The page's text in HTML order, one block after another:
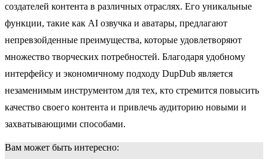
создателей контента в различных отраслях. Его уникальные
функции, такие как AI озвучка и аватары, предлагают
непревзойденные преимущества, которые удовлетворяют
множество творческих потребностей. Благодаря удобному
интерфейсу и экономичному подходу DupDub является
незаменимым инструментом для тех, кто стремится повысить
качество своего контента и привлечь аудиторию новыми и
захватывающими способами.
Вам может быть интересно: